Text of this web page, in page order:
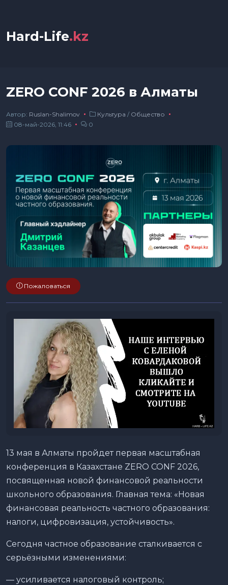
Hard-Life.kz
ZERO CONF 2026 в Алматы
Автор: Ruslan-Shalimov Культура / Общество
08-май-2026, 11:46
0
Пожаловаться
13 мая в Алматы пройдет первая масштабная
конференция в Казахстане ZERO CONF 2026,
посвященная новой финансовой реальности
школьного образования. Главная тема: «Новая
финансовая реальность частного образования:
налоги, цифровизация, устойчивость».
Сегодня частное образование сталкивается с
серьёзными изменениями:
— усиливается налоговый контроль;